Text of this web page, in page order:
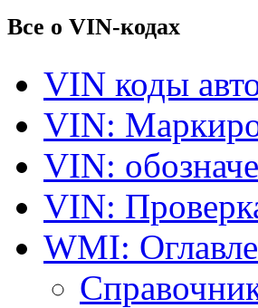
Все о VIN-кодах
VIN коды
VIN:
VIN:
VIN:
WMI: